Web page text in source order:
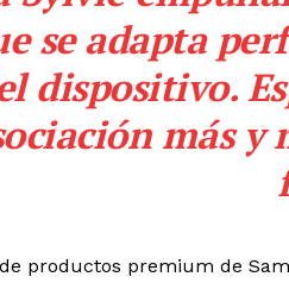
se adapta
dispositivo.
más y
productos premium de